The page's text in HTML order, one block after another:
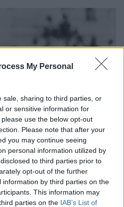
My Personal
sale, sharing to third parties, or
or sensitive information for
use the below opt-out
Please note that after your
you may continue seeing
personal information utilized by
to third parties prior to
opt-out of the further
by third parties on the
This information may
parties on the IAB’s List of